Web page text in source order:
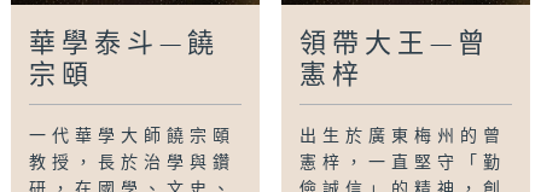
華學泰斗—饒
宗頤
一代華學大師饒宗頤
教授，長於治學與鑽
領帶大王—曾
憲梓
出生於廣東梅州的曾
憲梓，一直堅守「勤